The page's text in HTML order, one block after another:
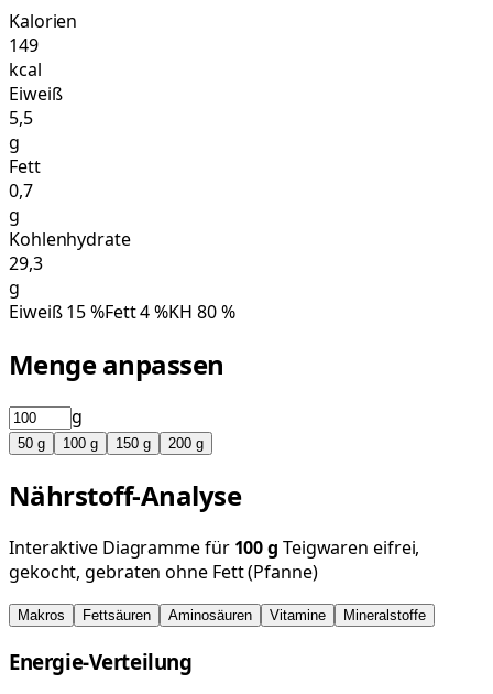
Kalorien
149
kcal
Eiweiß
5,5
g
Fett
0,7
g
Kohlenhydrate
29,3
g
Eiweiß15%Fett4%KH 80%
Menge anpassen
g
50 g 100 g 150 g 200 g
Nährstoff-Analyse
Interaktive Diagramme für 100g Teigwaren eifrei,
gekocht, gebraten ohne Fett (Pfanne)
Makros Fettsäuren Aminosäuren Vitamine Mineralstoffe
Energie-Verteilung